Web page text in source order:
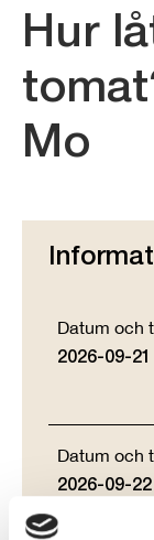
Hur
Mo
Datum och
2026-09-
Datum och
2026-09-